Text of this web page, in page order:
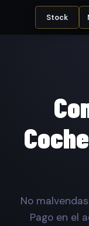
Stock
No
Pago en el